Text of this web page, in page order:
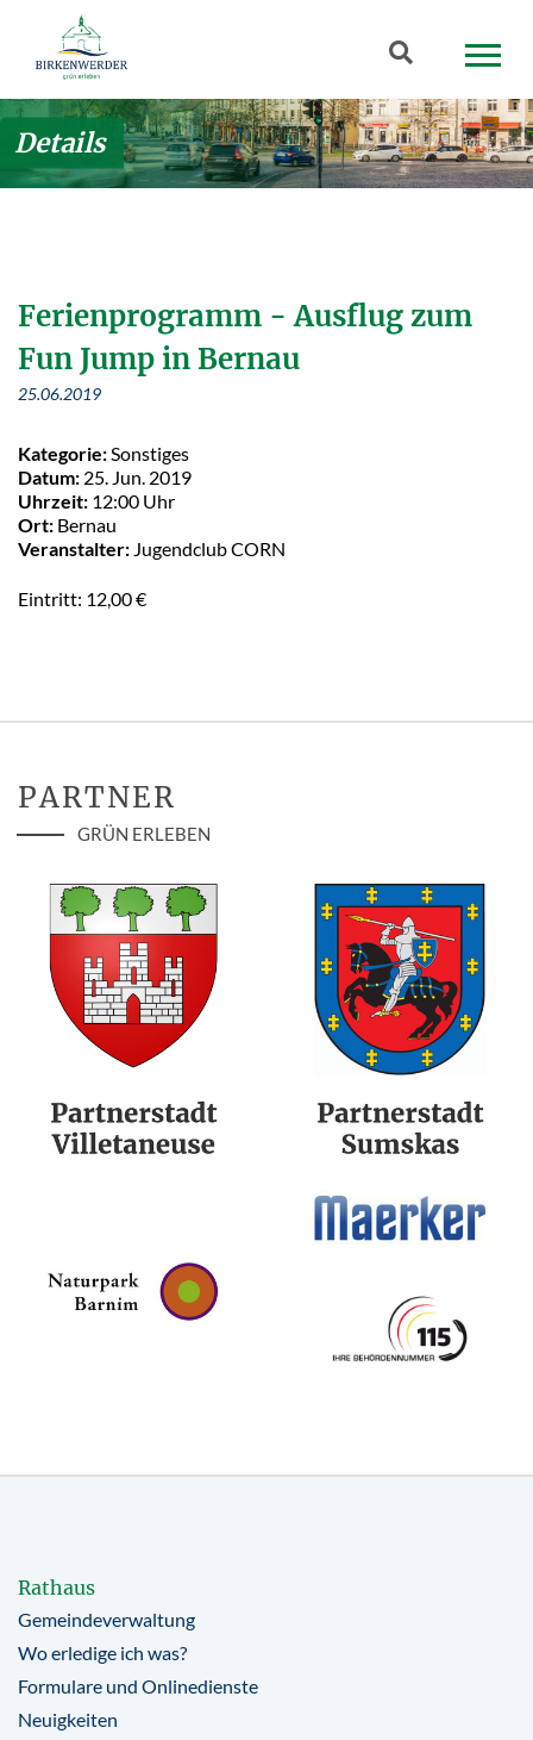
Zum Hauptinhalt springen
Suchbegriff
Details
Ferienprogramm - Ausflug zum
Fun Jump in Bernau
25.06.2019
Kategorie: Sonstiges
Datum: 25. Jun. 2019
Uhrzeit: 12:00 Uhr
Ort: Bernau
Veranstalter: Jugendclub CORN
Eintritt: 12,00 €
PARTNER
GRÜN ERLEBEN
Rathaus
Gemeindeverwaltung
Wo erledige ich was?
Formulare und Onlinedienste
Neuigkeiten